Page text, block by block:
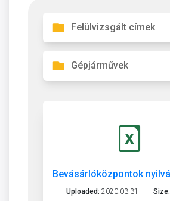
Felülvizsgált címek
Gépjárművek
Uploaded: 2020.03.31 Size: